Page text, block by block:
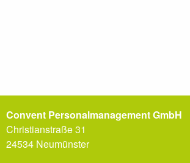
Convent Personalmanagement GmbH
Christianstraße 31
24534 Neumünster